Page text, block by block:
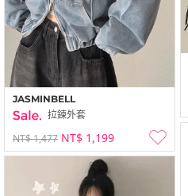
JASMINBELL
拉鍊外套
NT$ 1,477 NT$ 1,199